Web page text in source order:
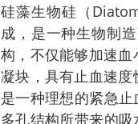
硅藻生物硅（
成，是一种生物制
构，不仅能够加速
凝块，具有止血速度
是一种理想的紧急
多孔结构所带来的